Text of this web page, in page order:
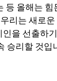
올해는
리는 새로
을 선출하
승리할 것